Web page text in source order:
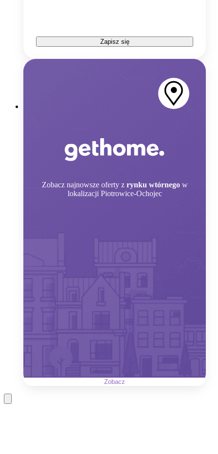
Zapisz się
Zobacz najnowsze oferty z rynku wtórnego w
lokalizacji Piotrowice-Ochojec
Zobacz